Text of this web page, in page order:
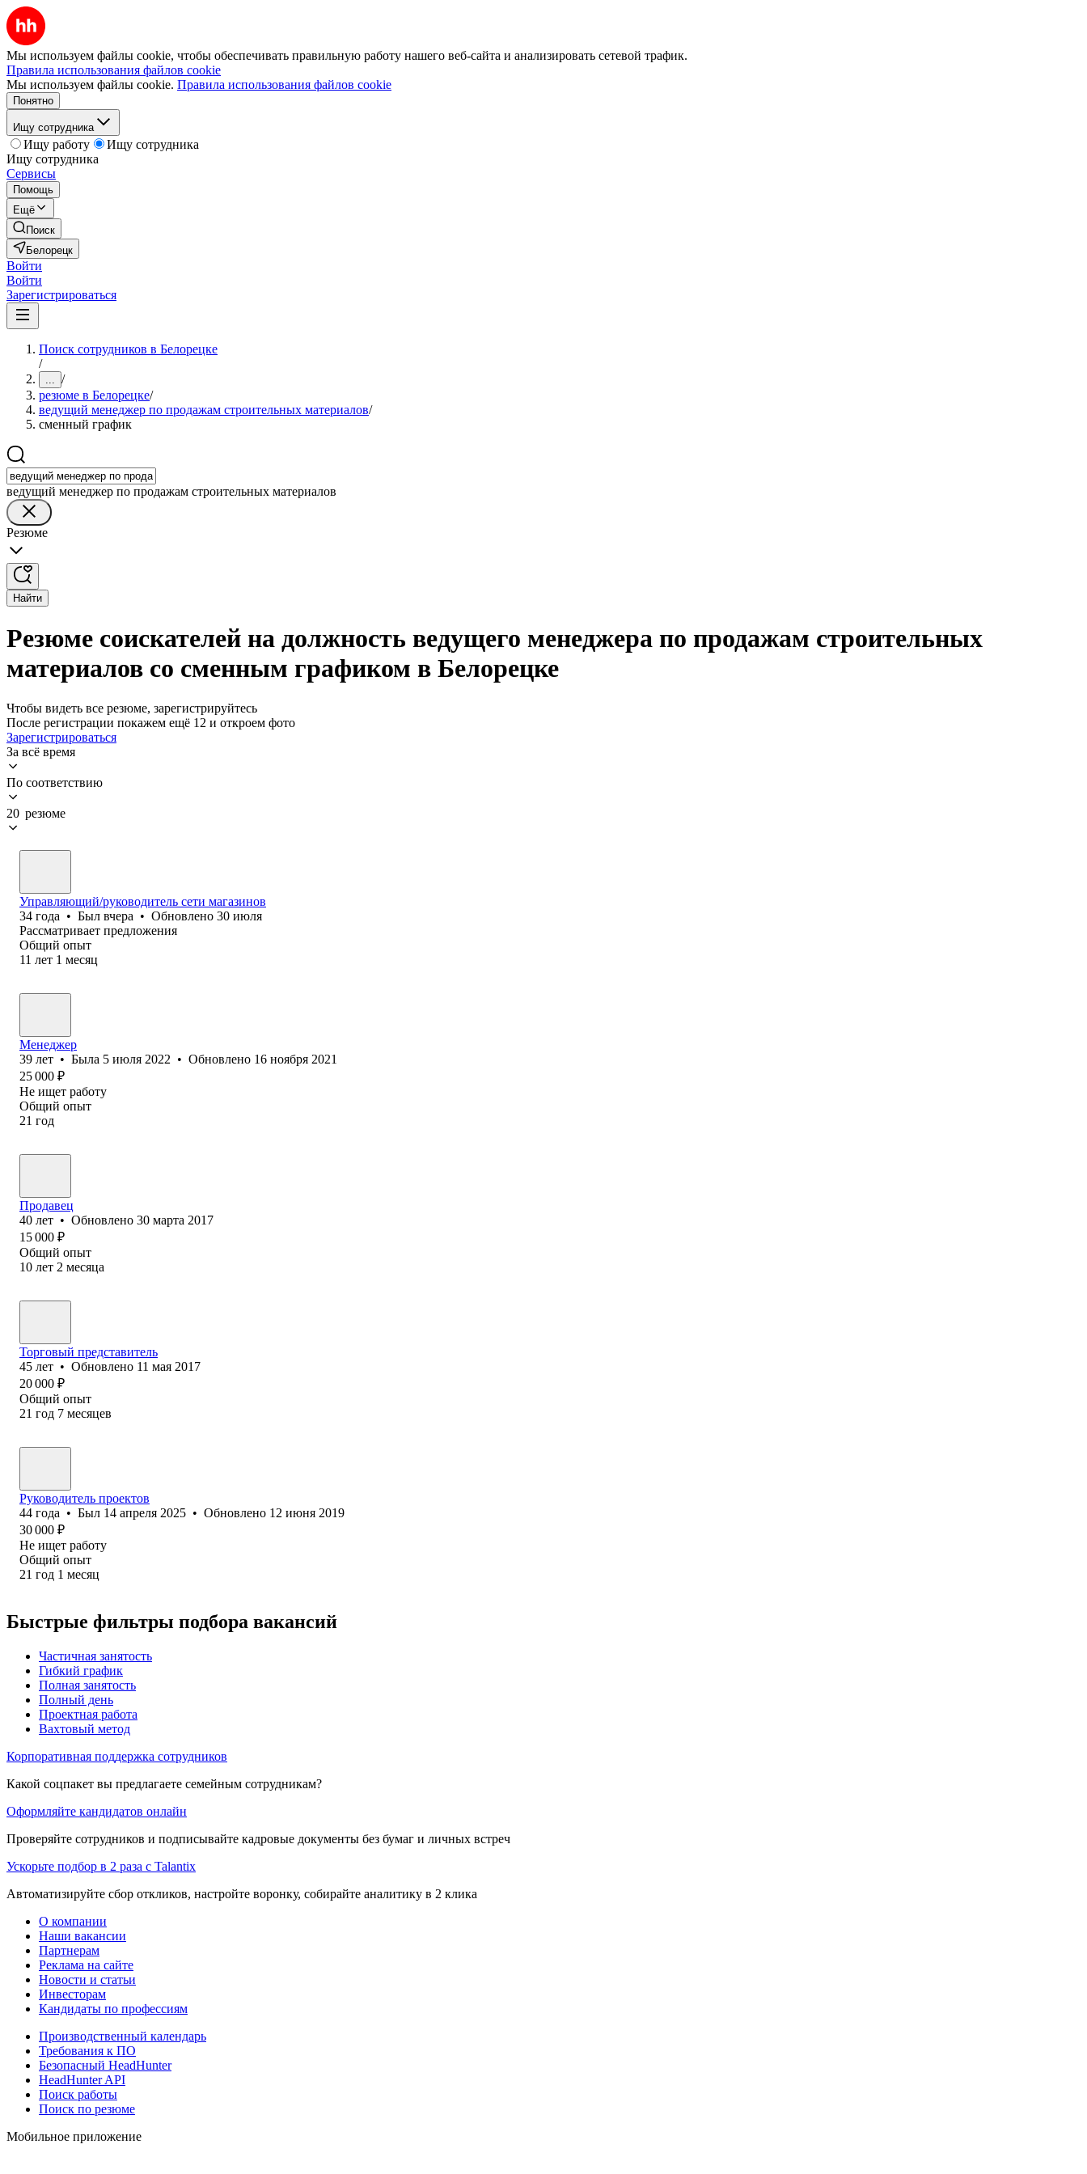
Мы используем файлы cookie, чтобы обеспечивать правильную работу нашего веб-сайта и анализировать сетевой трафик.
Правила использования файлов cookie
Мы используем файлы cookie. Правила использования файлов cookie
Понятно
Ищу сотрудника
Ищу работу
Ищу сотрудника
Ищу сотрудника
Сервисы
Помощь
Ещё
Поиск
Белорецк
Войти
Войти
Зарегистрироваться
Поиск сотрудников в Белорецке
/
... /
резюме в Белорецке/
ведущий менеджер по продажам строительных материалов/
сменный график
ведущий менеджер по продажам строительных материалов
Резюме
Найти
Резюме соискателей на должность ведущего менеджера по продажам строительных
материалов со сменным графиком в Белорецке
Чтобы видеть все резюме, зарегистрируйтесь
После регистрации покажем ещё 12 и откроем фото
Зарегистрироваться
За всё время
По соответствию
20 резюме
Управляющий/руководитель сети магазинов
34 года • Был вчера • Обновлено 30 июля
Рассматривает предложения
Общий опыт
11 лет 1 месяц
Менеджер
39 лет • Была 5 июля 2022 • Обновлено 16 ноября 2021
25 000 ₽
Не ищет работу
Общий опыт
21 год
Продавец
40 лет • Обновлено 30 марта 2017
15 000 ₽
Общий опыт
10 лет 2 месяца
Торговый представитель
45 лет • Обновлено 11 мая 2017
20 000 ₽
Общий опыт
21 год 7 месяцев
Руководитель проектов
44 года • Был 14 апреля 2025 • Обновлено 12 июня 2019
30 000 ₽
Не ищет работу
Общий опыт
21 год 1 месяц
Быстрые фильтры подбора вакансий
Частичная занятость
Гибкий график
Полная занятость
Полный день
Проектная работа
Вахтовый метод
Корпоративная поддержка сотрудников
Какой соцпакет вы предлагаете семейным сотрудникам?
Оформляйте кандидатов онлайн
Проверяйте сотрудников и подписывайте кадровые документы без бумаг и личных встреч
Ускорьте подбор в 2 раза с Talantix
Автоматизируйте сбор откликов, настройте воронку, собирайте аналитику в 2 клика
О компании
Наши вакансии
Партнерам
Реклама на сайте
Новости и статьи
Инвесторам
Кандидаты по профессиям
Производственный календарь
Требования к ПО
Безопасный HeadHunter
HeadHunter API
Поиск работы
Поиск по резюме
Мобильное приложение